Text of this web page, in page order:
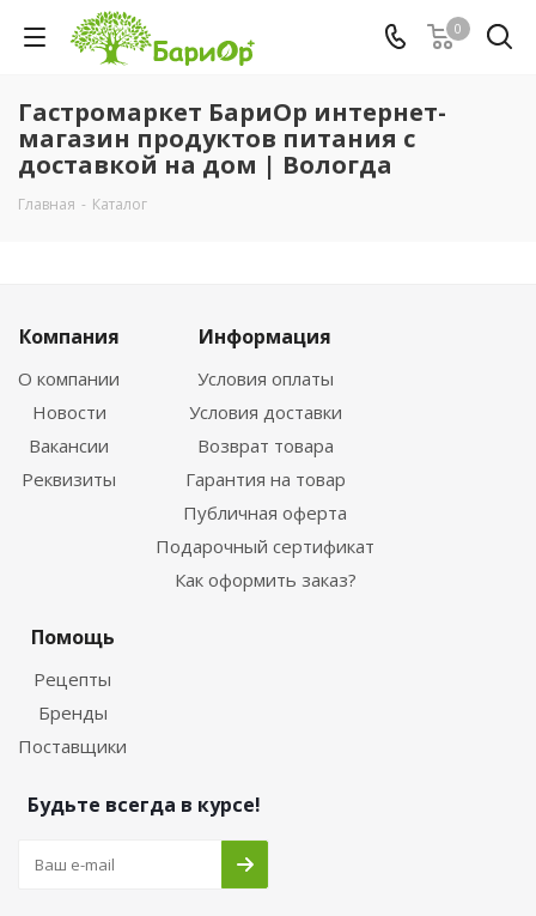
0
Гастромаркет БариОр интернет-
магазин продуктов питания с
доставкой на дом | Вологда
Главная - Каталог
Компания
О компании
Новости
Вакансии
Реквизиты
Информация
Условия оплаты
Условия доставки
Возврат товара
Гарантия на товар
Публичная оферта
Подарочный сертификат
Как оформить заказ?
Помощь
Рецепты
Бренды
Поставщики
Будьте всегда в курсе!